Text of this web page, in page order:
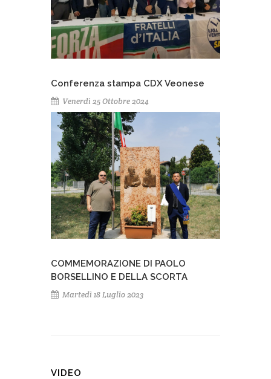
Conferenza stampa CDX Veonese
Venerdì 25 Ottobre 2024
COMMEMORAZIONE DI PAOLO
BORSELLINO E DELLA SCORTA
Martedì 18 Luglio 2023
VIDEO